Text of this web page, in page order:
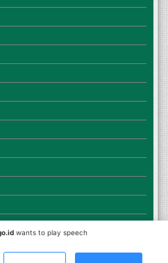
Raya
wants to play speech